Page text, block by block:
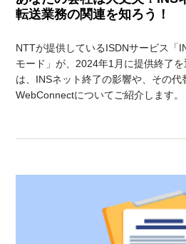
転送業務の関連を知ろう！
NTTが提供しているISDNサービス「
モード」が、2024年1月に提供終了
は、INSネット終了の影響や、その代
WebConnectについてご紹介します。